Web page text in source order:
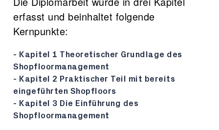
erfasst und beinhaltet folgende
Kernpunkte:
- Kapitel 1 Theoretischer Grundlage des
Shopfloormanagement
- Kapitel 2 Praktischer Teil mit bereits
eingeführten Shopfloors
- Kapitel 3 Die Einführung des
Shopfloormanagement